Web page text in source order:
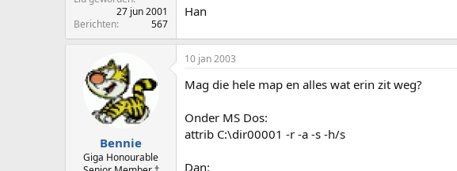
27 jun 2001
Berichten
567
Han
Bennie
Giga Honourable
10 jan 2003
Mag die hele map en alles wat erin zit weg?
Onder MS Dos:
attrib C:\dir00001 -r -a -s -h/s
Dan: